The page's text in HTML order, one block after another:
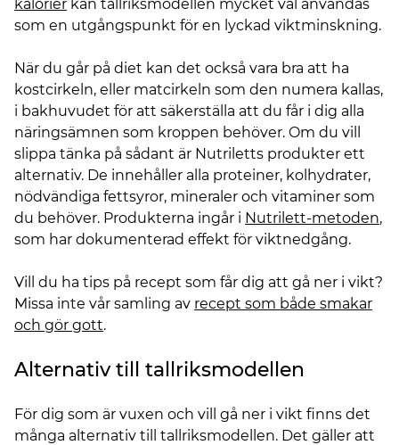
kalorier kan tallriksmodellen mycket väl användas
som en utgångspunkt för en lyckad viktminskning.
När du går på diet kan det också vara bra att ha
kostcirkeln, eller matcirkeln som den numera kallas,
i bakhuvudet för att säkerställa att du får i dig alla
näringsämnen som kroppen behöver. Om du vill
slippa tänka på sådant är Nutriletts produkter ett
alternativ. De innehåller alla proteiner, kolhydrater,
nödvändiga fettsyror, mineraler och vitaminer som
du behöver. Produkterna ingår i Nutrilett-metoden,
som har dokumenterad effekt för viktnedgång.
Vill du ha tips på recept som får dig att gå ner i vikt?
Missa inte vår samling av recept som både smakar
och gör gott.
Alternativ till tallriksmodellen
För dig som är vuxen och vill gå ner i vikt finns det
många alternativ till tallriksmodellen. Det gäller att